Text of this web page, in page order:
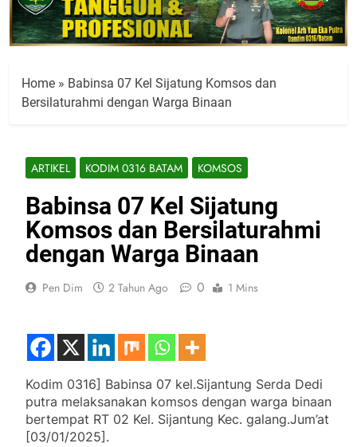
Home » Babinsa 07 Kel Sijatung Komsos dan
Bersilaturahmi dengan Warga Binaan
ARTIKEL KODIM 0316 BATAM KOMSOS
Babinsa 07 Kel Sijatung
Komsos dan Bersilaturahmi
dengan Warga Binaan
Pen Dim 2 Tahun Ago 0 1 Mins
Kodim 0316] Babinsa 07 kel.Sijantung Serda Dedi
putra melaksanakan komsos dengan warga binaan
bertempat RT 02 Kel. Sijantung Kec. galang.Jum’at
[03/01/2025].